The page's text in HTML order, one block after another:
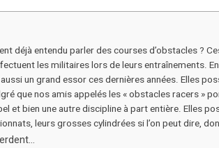
déjà entendu parler des courses d’obstacles ?
les militaires lors de leurs entraînements.
un grand essor ces dernières années. Elles
que nos amis appelés les « obstacles racers »
et bien une autre discipline à part entière. Elles
leurs grosses cylindrées si l’on peut dire,